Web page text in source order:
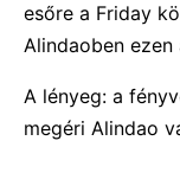
esőre a Friday
Alindaoben
A lényeg: a
megéri Alindao